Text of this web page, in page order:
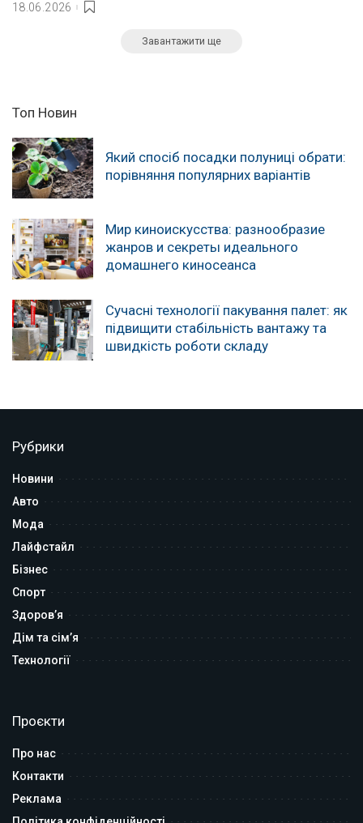
18.06.2026
Завантажити ще
Топ Новин
Який спосіб посадки полуниці обрати:
порівняння популярних варіантів
Мир киноискусства: разнообразие
жанров и секреты идеального
домашнего киносеанса
Сучасні технології пакування палет: як
підвищити стабільність вантажу та
швидкість роботи складу
Рубрики
Новини
Авто
Мода
Лайфстайл
Бізнес
Спорт
Здоров’я
Дім та сім’я
Технології
Проєкти
Про нас
Контакти
Реклама